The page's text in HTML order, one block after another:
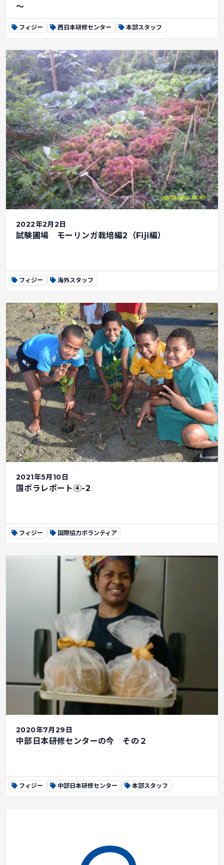
～
フィジー 西日本研修センター 本部スタッフ
2022年2月2日
試験圃場 モーリンガ栽培編2（Fiji編）
フィジー 海外スタッフ
2021年5月10日
国ボラレポート④-2
フィジー 国際協力ボランティア
2020年7月29日
中部日本研修センターの今 その２
フィジー 中部日本研修センター 本部スタッフ